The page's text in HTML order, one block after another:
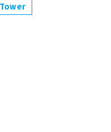
Tower